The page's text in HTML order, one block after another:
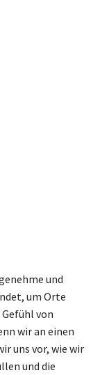
und
um Orte
von
wir an einen
uns vor, wie wir
und die